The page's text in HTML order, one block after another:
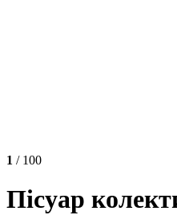
1 / 100
Пісуар